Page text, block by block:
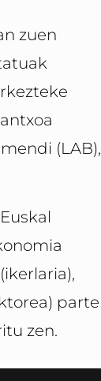
zuen
(LAB),
parte
zen.